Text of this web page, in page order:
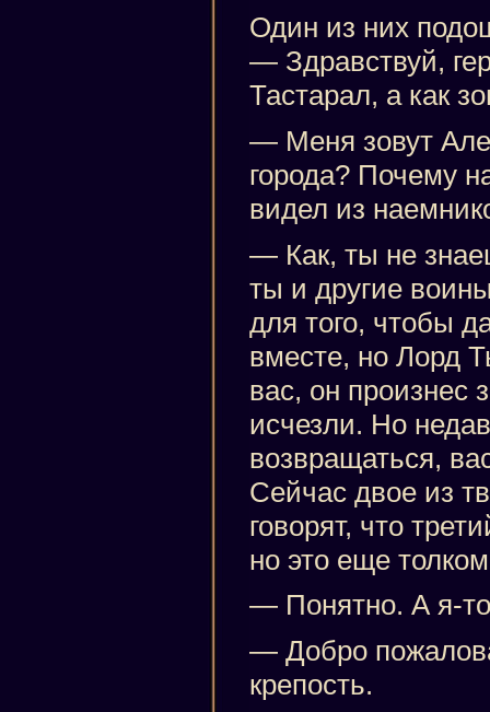
Один из них
— Здравствуй,
Тастарал, а как
— Меня зовут
города? Почему
видел из
— Как, ты не
ты и другие
для того, чтобы
вместе, но Лорд
вас, он произнес
исчезли. Но
возвращаться,
Сейчас двое из
говорят, что
но это еще
— Понятно. А я-
— Добро
крепость.